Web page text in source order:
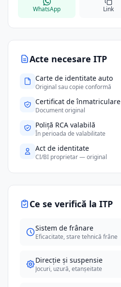
Acte necesare ITP
Carte de identitate auto
Original sau copie conformă
Certificat de înmatriculare
Document original
Poliță RCA valabilă
În perioada de valabilitate
Act de identitate
CI/BI proprietar — original
Ce se verifică la ITP
Sistem de frânare
Eficacitate, stare tehnică frâne
Direcție și suspensie
Jocuri, uzură, etanșeitate
WhatsApp Link